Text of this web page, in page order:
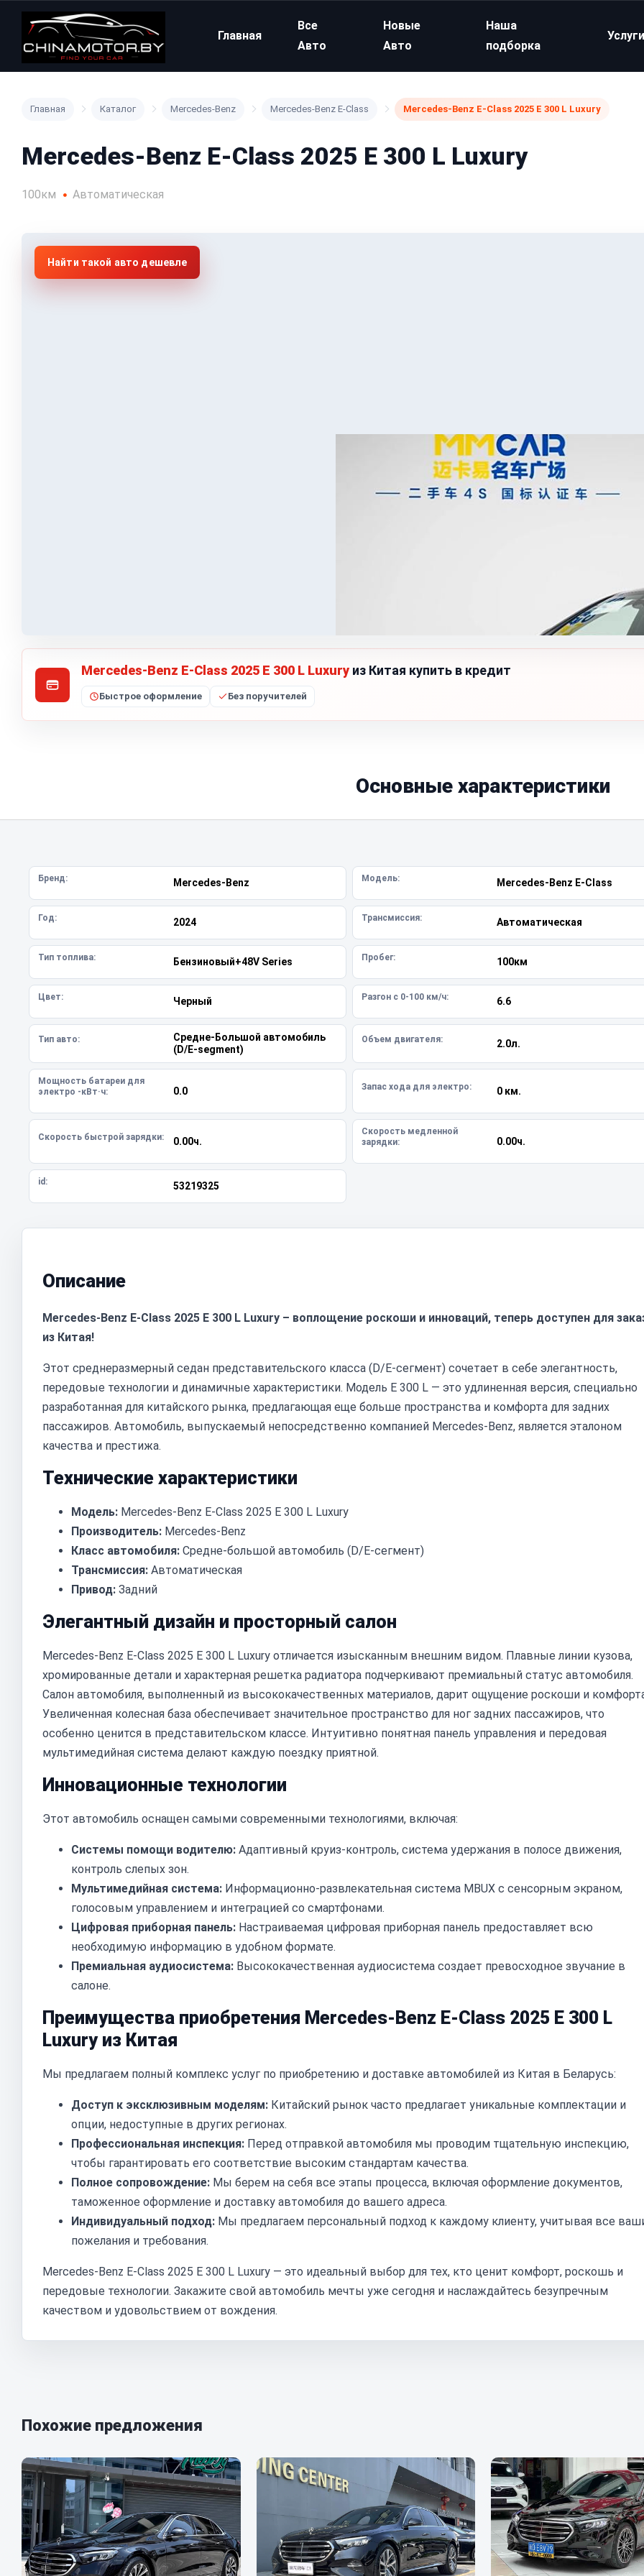
Главная
Все
Авто
Новые
Авто
Наша
подборка
Главная Каталог Mercedes-Benz Mercedes-Benz E-Class Mercedes-Benz E-Class 2025 E 300 L Luxury
Mercedes-Benz E-Class 2025 E 300 L Luxury
100км Автоматическая
Найти такой авто дешевле
Mercedes-Benz E-Class 2025 E 300 L Luxury из Китая купить в кредит
Быстрое оформление Без поручителей
Основные характеристики
Бренд: Mercedes-Benz Модель: Mercedes-Benz E-Class
Год: 2024 Трансмиссия: Автоматическая
Тип топлива: Бензиновый+48V Series Пробег: 100км
Цвет: Черный Разгон с 0-100 км/ч: 6.6
Тип авто:
Средне-Большой автомобиль
(D/E-segment)
Объем двигателя: 2.0л.
Мощность батареи для
электро -кВт·ч:
0.0 Запас хода для электро: 0 км.
Скорость быстрой зарядки: 0.00ч.
Скорость медленной
зарядки:
0.00ч.
id: 53219325
Описание
Mercedes-Benz E-Class 2025 E 300 L Luxury – воплощение роскоши и инноваций, теперь доступен для
из Китая!
Этот среднеразмерный седан представительского класса (D/E-сегмент) сочетает в себе элегантность,
передовые технологии и динамичные характеристики. Модель E 300 L — это удлиненная версия, специально
разработанная для китайского рынка, предлагающая еще больше пространства и комфорта для задних
пассажиров. Автомобиль, выпускаемый непосредственно компанией Mercedes-Benz, является эталоном
качества и престижа.
Технические характеристики
Модель: Mercedes-Benz E-Class 2025 E 300 L Luxury
Производитель: Mercedes-Benz
Класс автомобиля: Средне-большой автомобиль (D/E-сегмент)
Трансмиссия: Автоматическая
Привод: Задний
Элегантный дизайн и просторный салон
Mercedes-Benz E-Class 2025 E 300 L Luxury отличается изысканным внешним видом. Плавные линии кузова,
хромированные детали и характерная решетка радиатора подчеркивают премиальный статус автомобиля.
Салон автомобиля, выполненный из высококачественных материалов, дарит ощущение роскоши и
Увеличенная колесная база обеспечивает значительное пространство для ног задних пассажиров, что
особенно ценится в представительском классе. Интуитивно понятная панель управления и передовая
мультимедийная система делают каждую поездку приятной.
Инновационные технологии
Этот автомобиль оснащен самыми современными технологиями, включая:
Системы помощи водителю: Адаптивный круиз-контроль, система удержания в полосе движения,
контроль слепых зон.
Мультимедийная система: Информационно-развлекательная система MBUX с сенсорным экраном,
голосовым управлением и интеграцией со смартфонами.
Цифровая приборная панель: Настраиваемая цифровая приборная панель предоставляет всю
необходимую информацию в удобном формате.
Премиальная аудиосистема: Высококачественная аудиосистема создает превосходное звучание в
салоне.
Преимущества приобретения Mercedes-Benz E-Class 2025 E 300 L
Luxury из Китая
Мы предлагаем полный комплекс услуг по приобретению и доставке автомобилей из Китая в Беларусь:
Доступ к эксклюзивным моделям: Китайский рынок часто предлагает уникальные комплектации и
опции, недоступные в других регионах.
Профессиональная инспекция: Перед отправкой автомобиля мы проводим тщательную инспекцию,
чтобы гарантировать его соответствие высоким стандартам качества.
Полное сопровождение: Мы берем на себя все этапы процесса, включая оформление документов,
таможенное оформление и доставку автомобиля до вашего адреса.
Индивидуальный подход: Мы предлагаем персональный подход к каждому клиенту, учитывая все
пожелания и требования.
Mercedes-Benz E-Class 2025 E 300 L Luxury — это идеальный выбор для тех, кто ценит комфорт, роскошь и
передовые технологии. Закажите свой автомобиль мечты уже сегодня и наслаждайтесь безупречным
качеством и удовольствием от вождения.
Похожие предложения